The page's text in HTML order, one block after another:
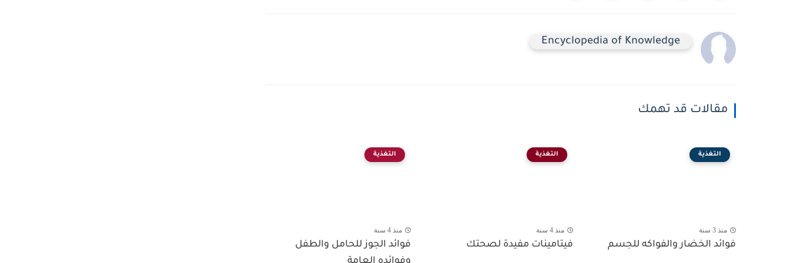
Encyclopedia of Knowledge
مقالات قد تهمك
التغذية
منذ 3 سنة
فوائد الخضار والفواكه للجسم
التغذية
منذ 4 سنة
فيتامينات مفيدة لصحتك
التغذية
منذ 4 سنة
فوائد الجوز للحامل والطفل